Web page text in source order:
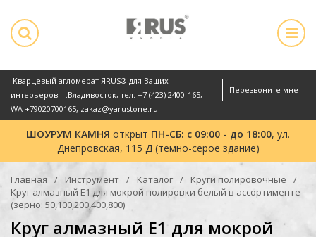
Кварцевый агломерат ЯRUS® для Ваших
интерьеров. г.Владивосток, тел. +7 (423) 2400-165,
WA +79020700165, zakaz@yarustone.ru
Перезвоните мне
ШОУРУМ КАМНЯ открыт ПН-СБ: с 09:00 - до 18:00, ул.
Днепровская, 115 Д (темно-серое здание)
Круг алмазный Е1 для мокрой
Главная Инструмент Каталог
Круги полировочные
Круг алмазный Е1 для мокрой полировки белый в ассортименте
(зерно: 50,100,200,400,800)